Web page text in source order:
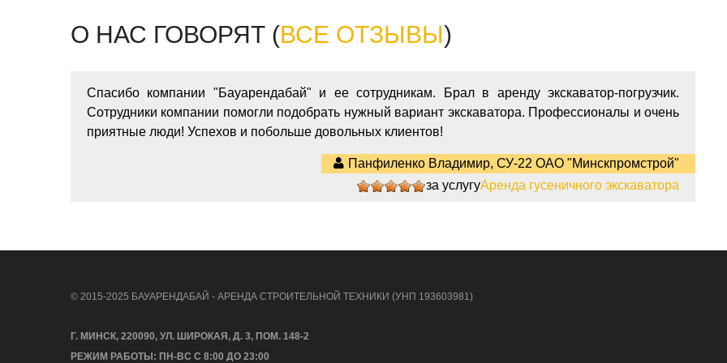
О НАС ГОВОРЯТ (ВСЕ ОТЗЫВЫ)
Спасибо компании "Бауарендабай" и ее сотрудникам. Брал в аренду экскаватор-погрузчик.
Сотрудники компании помогли подобрать нужный вариант экскаватора. Профессионалы и очень
приятные люди! Успехов и побольше довольных клиентов!
Панфиленко Владимир, СУ-22 ОАО "Минскпромстрой"
5 за услугуАренда гусеничного экскаватора
© 2015-2025 БАУАРЕНДАБАЙ - АРЕНДА СТРОИТЕЛЬНОЙ ТЕХНИКИ (УНП 193603981)
Г. МИНСК, 220090, УЛ. ШИРОКАЯ, Д. 3, ПОМ. 148-2
РЕЖИМ РАБОТЫ: ПН-ВС С 8:00 ДО 23:00